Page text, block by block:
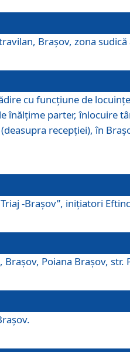
Braşov, zona
cu funcţiune de
înălţime parter, înlocuire
recepţiei), în
-Braşov”, iniţiatori
Poiana Braşov, str.